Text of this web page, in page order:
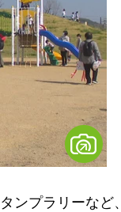
ンプラリーなど、